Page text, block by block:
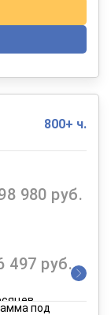
800+ ч.
980 руб.
497 руб.
под